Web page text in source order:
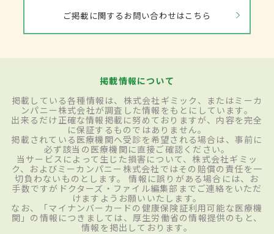
ご掲載に関するお問い合わせはこちら
掲載情報について
掲載している各種情報は、株式会社ギミック、またはミーカ
ンパニー株式会社が調査した情報をもとにしています。
出来るだけ正確な情報掲載に努めておりますが、内容を完全
に保証するものではありません。
掲載されている医療機関へ受診を希望される場合は、事前に
必ず該当の医療機関に直接ご確認ください。
当サービスによって生じた損害について、株式会社ギミッ
ク、およびミーカンパニー株式会社ではその賠償の責任を一
切負わないものとします。 情報に誤りがある場合には、お
手数ですがドクターズ・ファイル編集部までご連絡をいただ
けますようお願いいたします。
なお、「マイナンバーカードの健康保険証利用可能な医療機
関」の情報につきましては、厚生労働省の情報提供のもと、
情報を掲出しております。